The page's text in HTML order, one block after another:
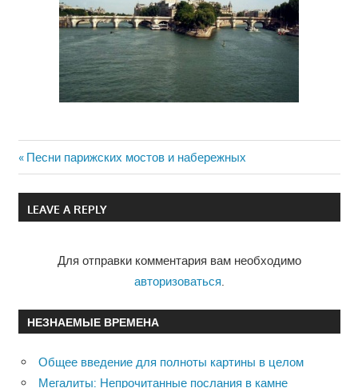
Навигация
по
Previous
Post:
Песни парижских мостов и набережных
LEAVE A REPLY
Для отправки комментария вам необходимо
авторизоваться
НЕЗНАЕМЫЕ ВРЕМЕНА
Общее введение для полноты картины в целом
Мегалиты: Непрочитанные послания в камне